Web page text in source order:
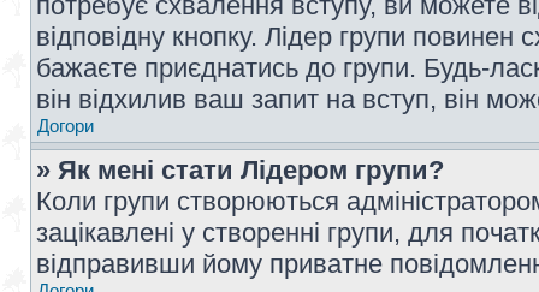
відповідну кнопку. Лідер групи
бажаєте приєднатись до групи. Будь-
він відхилив ваш запит на вступ, він
Догори
» Як мені стати Лідером групи?
Коли групи створюються
зацікавлені у створенні групи, для
відправивши йому приватне